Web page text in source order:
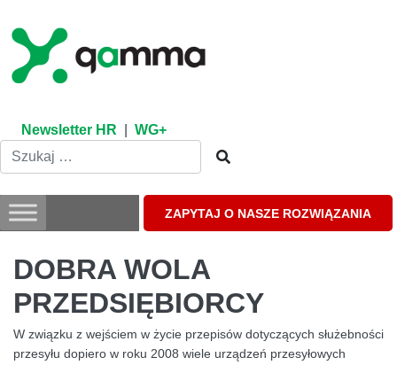
content
Newsletter HR WG+
ZAPYTAJ O NASZE ROZWIĄZANIA
DOBRA WOLA
PRZEDSIĘBIORCY
W związku z wejściem w życie przepisów dotyczących służebności
przesyłu dopiero w roku 2008 wiele urządzeń przesyłowych